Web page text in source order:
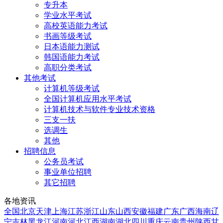
专升本
学业水平考试
高校英语能力考试
书画等级考试
日本语能力测试
韩国语能力考试
高职分类考试
其他考试
计算机等级考试
全国计算机应用水平考试
计算机技术与软件专业技术资格
三支一扶
选调生
其他
招聘信息
公务员考试
事业单位招聘
其它招聘
各地资讯
全国北京天津 上海江苏浙江山东山西安徽福建广东广西海南辽